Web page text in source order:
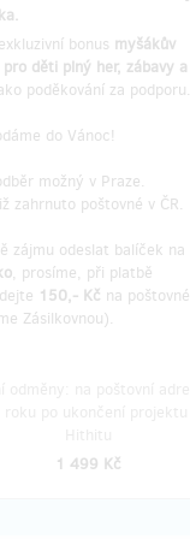
bonus myšákův
pro děti plný her, zábavy a
poděkování za podporu.
do Vánoc!
možný v Praze.
zahrnuto poštovné v ČR.
zájmu odeslat balíček na
, prosíme, při platbě
150,- Kč na poštovné
Zásilkovnou).
1 499 Kč